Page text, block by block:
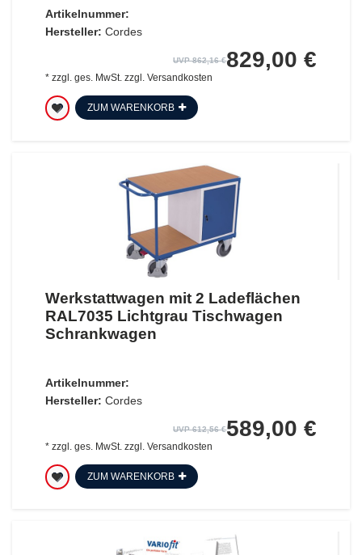
Artikelnummer:
Hersteller: Cordes
UVP 862,16 €829,00 €
* zzgl. ges. MwSt.zzgl. Versandkosten
ZUM WARENKORB
Werkstattwagen mit 2 Ladeflächen
RAL7035 Lichtgrau Tischwagen
Schrankwagen
Artikelnummer:
Hersteller: Cordes
UVP 612,56 €589,00 €
* zzgl. ges. MwSt. zzgl. Versandkosten
ZUM WARENKORB